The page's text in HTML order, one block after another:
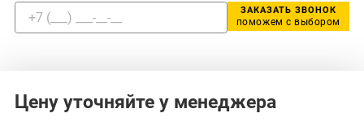
ЗАКАЗАТЬ ЗВОНОК
поможем с выбором
Цену уточняйте у менеджера